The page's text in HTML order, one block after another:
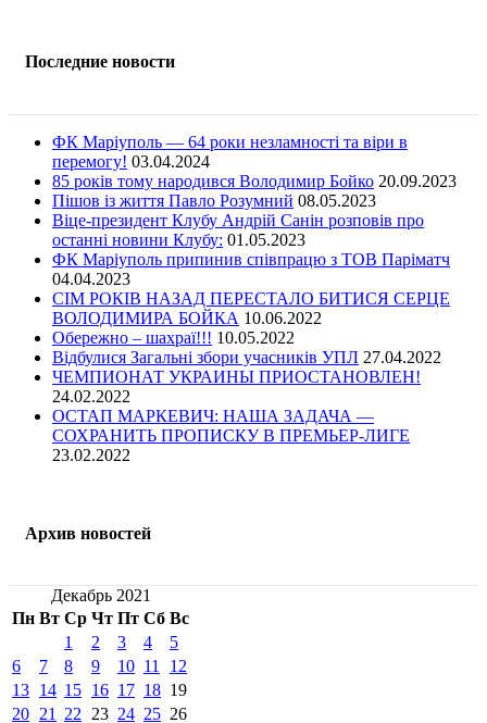
Последние новости
ФК Маріуполь — 64 роки незламності та віри в
перемогу! 03.04.2024
85 років тому народився Володимир Бойко 20.09.2023
Пішов із життя Павло Розумний 08.05.2023
Віце-президент Клубу Андрій Санін розповів про
останні новини Клубу: 01.05.2023
ФК Маріуполь припинив співпрацю з ТОВ Паріматч
04.04.2023
СІМ РОКІВ НАЗАД ПЕРЕСТАЛО БИТИСЯ СЕРЦЕ
ВОЛОДИМИРА БОЙКА 10.06.2022
Обережно – шахраї!!! 10.05.2022
Відбулися Загальні збори учасників УПЛ 27.04.2022
ЧЕМПИОНАТ УКРАИНЫ ПРИОСТАНОВЛЕН!
24.02.2022
ОСТАП МАРКЕВИЧ: НАША ЗАДАЧА —
СОХРАНИТЬ ПРОПИСКУ В ПРЕМЬЕР-ЛИГЕ
23.02.2022
Архив новостей
Декабрь 2021
Пн Вт Ср Чт Пт Сб Вс
1
2 3 4
5
6
7 8 9 10 11
12
13 14 15 16 17 18 19
20 21 22 23 24 25 26